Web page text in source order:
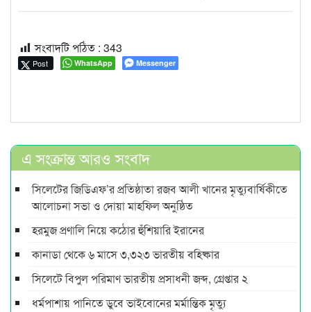
সংবাদটি পঠিত : 343
Post WhatsApp Messenger
এ সংক্রান্ত আরও সংবাদ
সিলেটের জিডিএফ’র প্রতিষ্ঠাতা রজব আলী খানের মৃত্যুবার্ষিকীতে
আলোচনা সভা ও দোয়া মাহফিল অনুষ্ঠিত
হরমুজ প্রণালি নিয়ে কঠোর হুঁশিয়ারি ইরানের
কানাডা থেকে ৬ মাসে ৩,৩২৩ ভারতীয় বহিষ্কার
সিলেটে বিপুল পরিমাণ ভারতীয় প্রসাধনী জব্দ, গ্রেপ্তার ২
ধর্মপাশায় পানিতে ডুবে ভাইবোনের মর্মান্তিক মৃত্যু